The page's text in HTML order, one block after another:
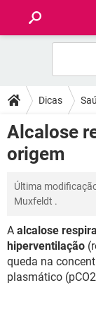
FÓRUM
SAÚDE
FAMÍLIA
NUTRIÇÃO
BEM-ESTAR
SEXUALIDADE
Dicas
Alcalose
origem
Última
Muxfeldt .
A alcalose
hiperventilação
queda na
plasmático